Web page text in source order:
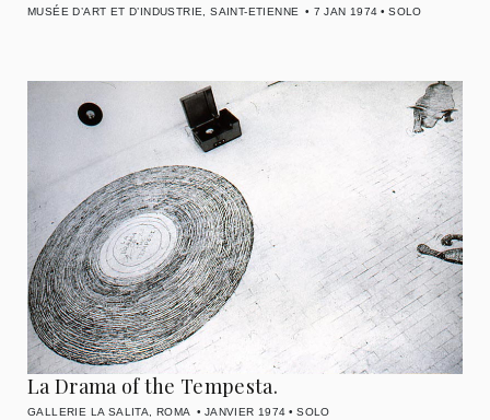
MUSÉE D’ART ET D’INDUSTRIE, SAINT-ETIENNE 7 JAN 1974 SOLO
La Drama of the Tempesta.
GALLERIE LA SALITA, ROMA JANVIER 1974 SOLO